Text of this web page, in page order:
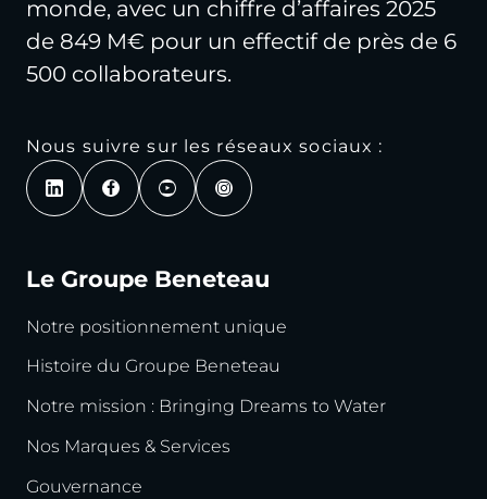
monde, avec un chiffre d’affaires 2025
de 849 M€ pour un effectif de près de 6
500 collaborateurs.
Nous suivre sur les réseaux sociaux :
Le Groupe Beneteau
Notre positionnement unique
Histoire du Groupe Beneteau
Notre mission : Bringing Dreams to Water
Nos Marques & Services
Gouvernance